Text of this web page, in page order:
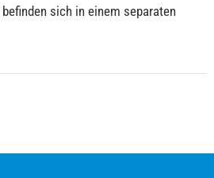
sich in einem separaten